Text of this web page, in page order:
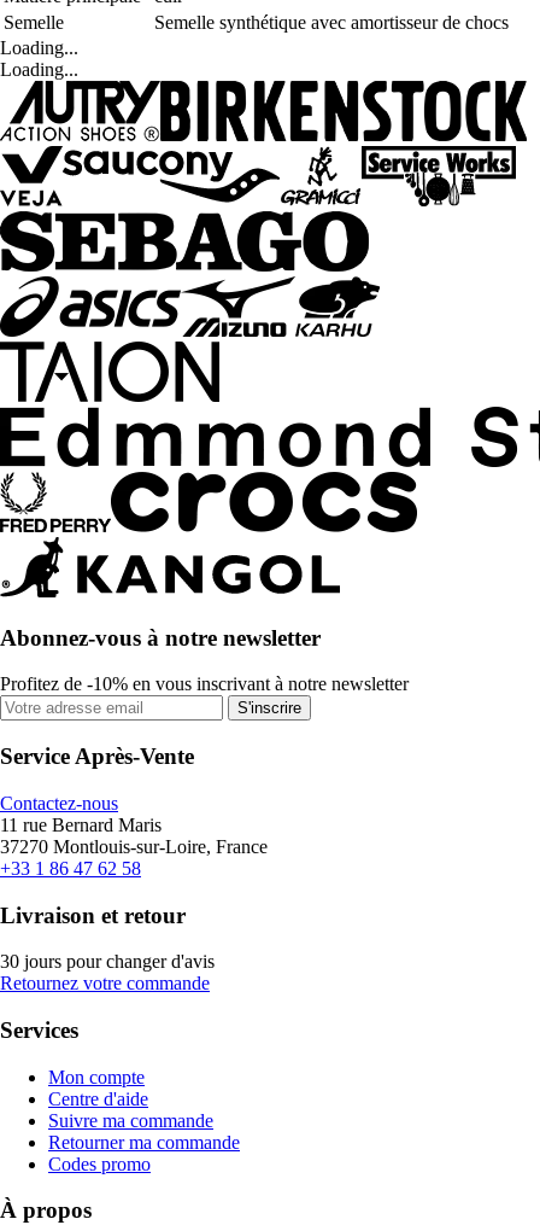
Semelle
Semelle synthétique avec amortisseur de chocs
Loading...
Loading...
Abonnez-vous à notre newsletter
Profitez de -10% en vous inscrivant à notre newsletter
S'inscrire
Service Après-Vente
Contactez-nous
11 rue Bernard Maris
37270 Montlouis-sur-Loire, France
+33 1 86 47 62 58
Livraison et retour
30 jours pour changer d'avis
Retournez votre commande
Services
Mon compte
Centre d'aide
Suivre ma commande
Retourner ma commande
Codes promo
À propos